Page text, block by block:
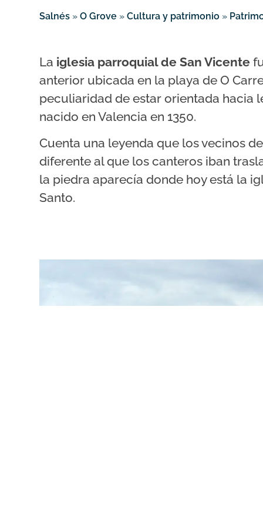
Salnés »O Grove »Cultura y patrimonio »
La iglesia parroquial de San Vicente
anterior ubicada en la playa de O
peculiaridad de estar orientada hacia
nacido en Valencia en 1350.
Cuenta una leyenda que los vecinos
diferente al que los canteros iban
la piedra aparecía donde hoy está la
Santo.